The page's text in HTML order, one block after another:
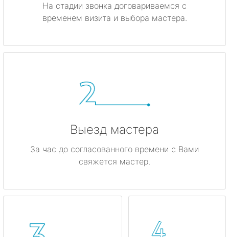
На стадии звонка договариваемся с
временем визита и выбора мастера.
Выезд мастера
За час до согласованного времени с Вами
свяжется мастер.